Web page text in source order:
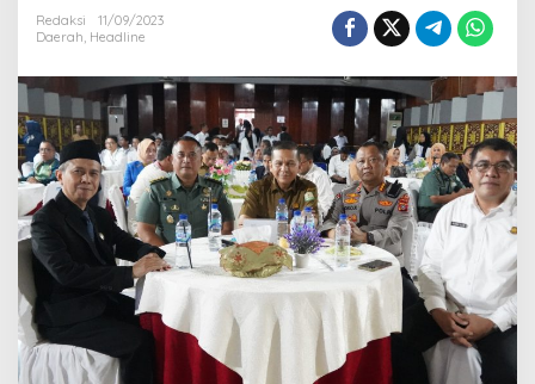
Redaksi
11/09/2023
Daerah, Headline